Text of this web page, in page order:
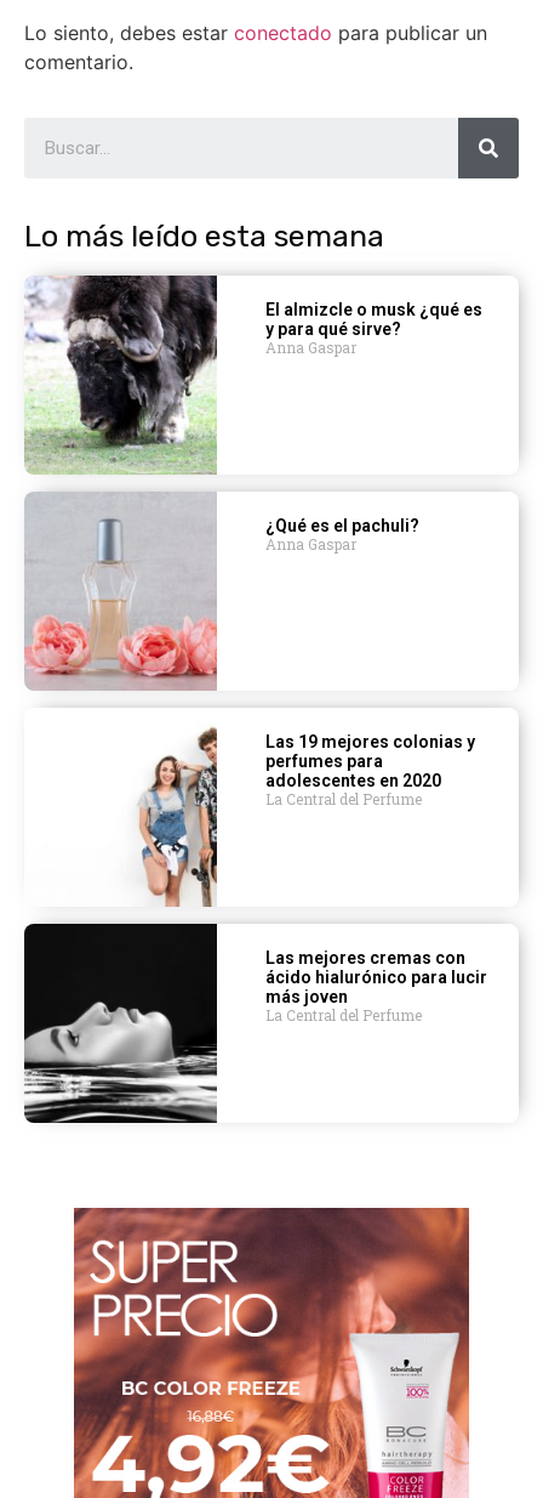
Lo siento, debes estar conectado para publicar un
comentario.
Lo más leído esta semana
El almizcle o musk ¿qué es
y para qué sirve?
Anna Gaspar
¿Qué es el pachuli?
Anna Gaspar
Las 19 mejores colonias y
perfumes para
adolescentes en 2020
La Central del Perfume
Las mejores cremas con
ácido hialurónico para lucir
más joven
La Central del Perfume